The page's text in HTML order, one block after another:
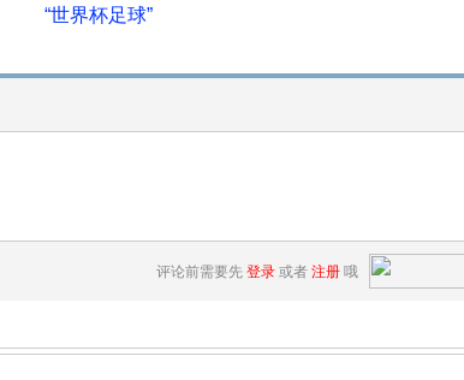
“世界杯足球”
评论前需要先 登录 或者 注册 哦